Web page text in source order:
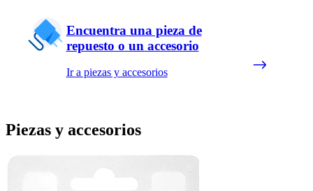
Encuentra una pieza de
repuesto o un accesorio
Ir a piezas y accesorios
Piezas y accesorios